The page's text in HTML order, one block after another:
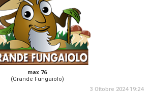
max 76
(Grande Fungaiolo)
3 Ottobre 2024 19:24